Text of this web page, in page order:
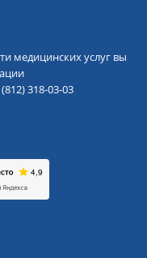
медицинских услуг вы
318-03-03